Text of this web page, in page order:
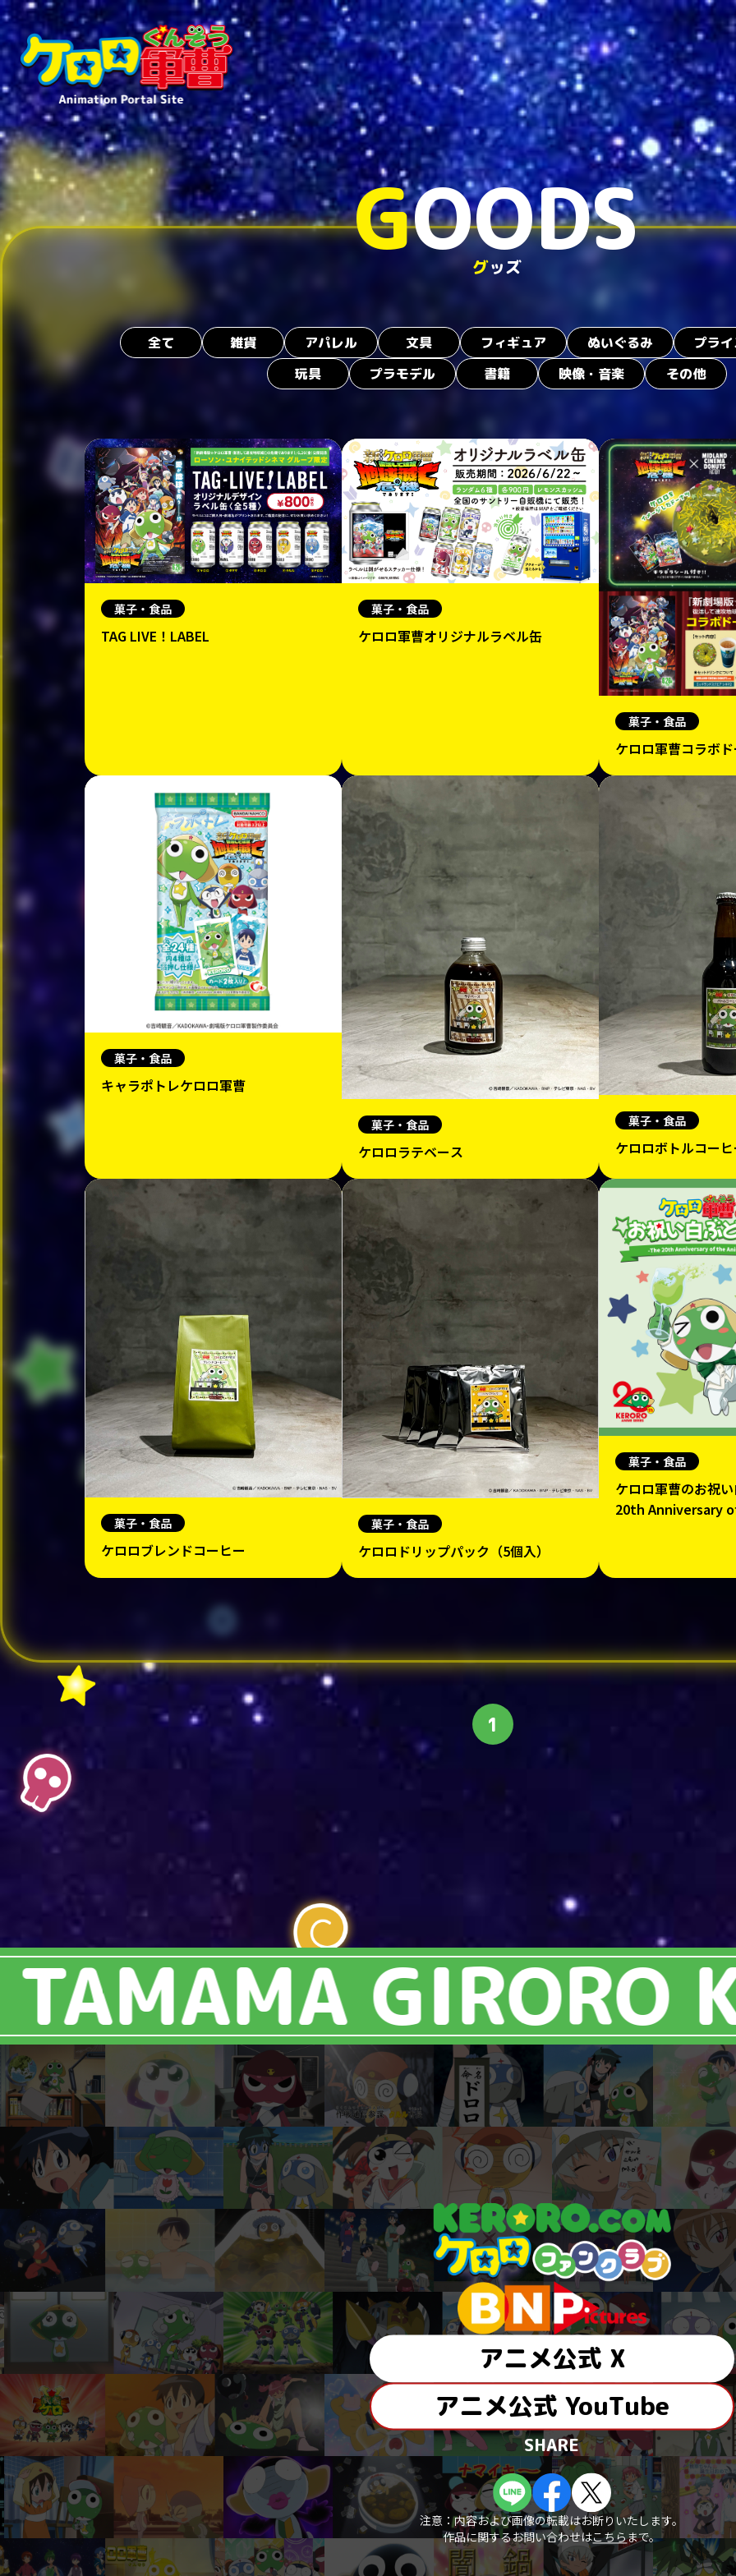
GOODS
グッズ
全て 雑貨 アパレル 文具 フィギュア ぬいぐるみ
プラ
玩具
プラモデル 書籍 映像・音楽 その他
菓子・食品
TAG LIVE！LABEL
菓子・食品
ケロロ軍曹オリジナルラベル缶
菓子・食品
ケロロ軍曹コラボ
菓子・食品
キャラポトレケロロ軍曹
菓子・食品
ケロロラテベース
菓子・食品
ケロロボトルコー
菓子・食品
ケロロブレンドコーヒー
菓子・食品
ケロロドリップパック（5個入）
菓子・食品
ケロロ軍曹のお祝
20th Anniversary
1
GIRORO
アニメ公式 X
アニメ公式 YouTube
SHARE
注意：内容および画像の転載はお断りいたします。
作品に関するお問い合わせはこちらまで。